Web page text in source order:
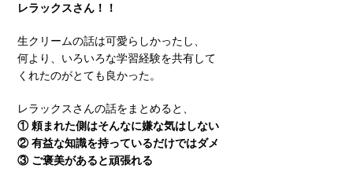
レラックスさん！！
生クリームの話は可愛らしかったし、
何より、いろいろな学習経験を共有して
くれたのがとても良かった。
レラックスさんの話をまとめると、
① 頼まれた側はそんなに嫌な気はしない
② 有益な知識を持っているだけではダメ
③ ご褒美があると頑張れる